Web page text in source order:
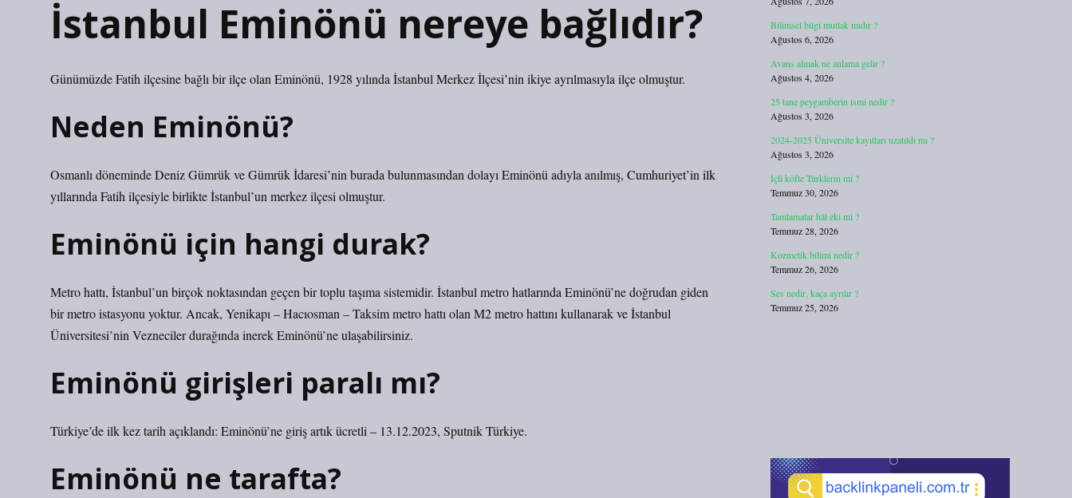
İstanbul Eminönü nereye bağlıdır?
Günümüzde Fatih ilçesine bağlı bir ilçe olan Eminönü, 1928 yılında İstanbul Merkez İlçesi’nin ikiye ayrılmasıyla ilçe olmuştur.
Neden Eminönü?
Osmanlı döneminde Deniz Gümrük ve Gümrük İdaresi’nin burada bulunmasından dolayı Eminönü adıyla anılmış, Cumhuriyet’in ilk
yıllarında Fatih ilçesiyle birlikte İstanbul’un merkez ilçesi olmuştur.
Eminönü için hangi durak?
Metro hattı, İstanbul’un birçok noktasından geçen bir toplu taşıma sistemidir. İstanbul metro hatlarında Eminönü’ne doğrudan giden
bir metro istasyonu yoktur. Ancak, Yenikapı – Hacıosman – Taksim metro hattı olan M2 metro hattını kullanarak ve İstanbul
Üniversitesi’nin Vezneciler durağında inerek Eminönü’ne ulaşabilirsiniz.
Eminönü girişleri paralı mı?
Türkiye’de ilk kez tarih açıklandı: Eminönü’ne giriş artık ücretli – 13.12.2023, Sputnik Türkiye.
Eminönü ne tarafta?
Bilimsel bilgi mutlak mıdır ?
Ağustos 6, 2026
Avans almak ne anlama gelir ?
Ağustos 4, 2026
25 tane peygamberin ismi nedir ?
Ağustos 3, 2026
2024-2025 Üniversite kayıtları uzatıldı mı ?
Ağustos 3, 2026
İçli köfte Türklerin mi ?
Temmuz 30, 2026
Tamlamalar hâl eki mi ?
Temmuz 28, 2026
Kozmetik bilimi nedir ?
Temmuz 26, 2026
Ses nedir, kaça ayrılır ?
Temmuz 25, 2026